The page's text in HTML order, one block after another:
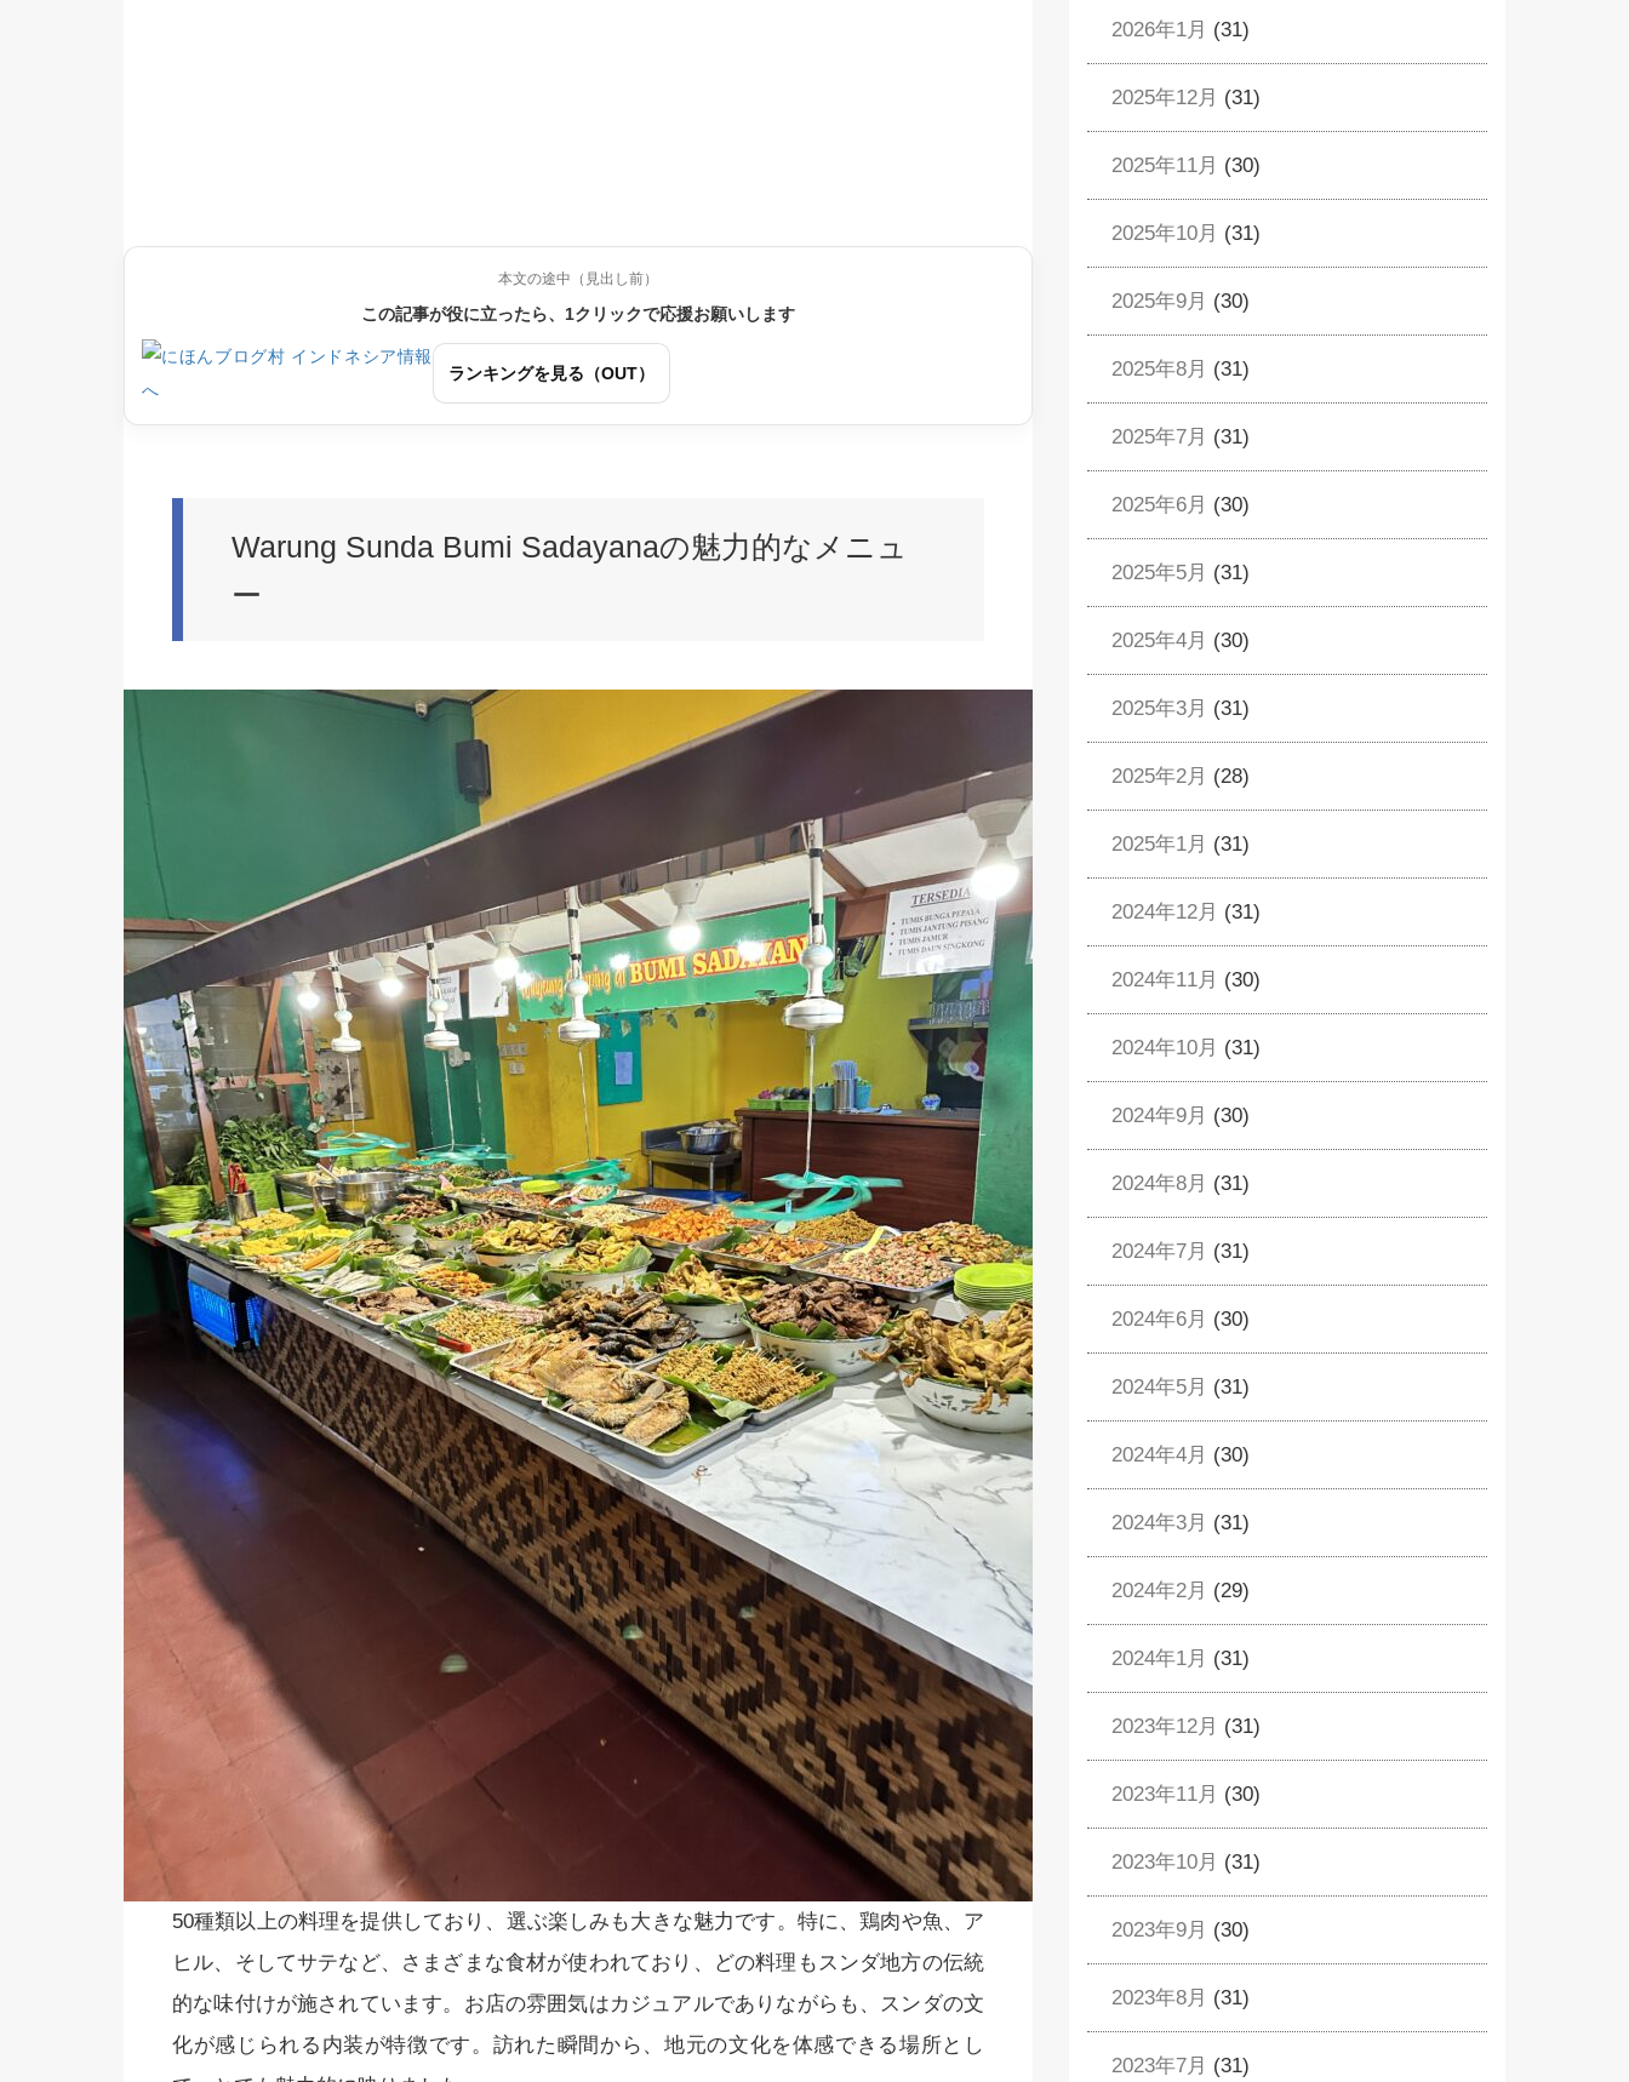
本文の途中（見出し前）
この記事が役に立ったら、1クリックで応援お願いします
ランキングを見る（OUT）
Warung Sunda Bumi Sadayanaの魅力的なメニュ
ー
50種類以上の料理を提供しており、選ぶ楽しみも大きな魅力です。特に、鶏肉や魚、ア
ヒル、そしてサテなど、さまざまな食材が使われており、どの料理もスンダ地方の伝統
的な味付けが施されています。お店の雰囲気はカジュアルでありながらも、スンダの文
化が感じられる内装が特徴です。訪れた瞬間から、地元の文化を体感できる場所とし
2026年1月 (31)
2025年12月 (31)
2025年11月 (30)
2025年10月 (31)
2025年9月 (30)
2025年8月 (31)
2025年7月 (31)
2025年6月 (30)
2025年5月 (31)
2025年4月 (30)
2025年3月 (31)
2025年2月 (28)
2025年1月 (31)
2024年12月 (31)
2024年11月 (30)
2024年10月 (31)
2024年9月 (30)
2024年8月 (31)
2024年7月 (31)
2024年6月 (30)
2024年5月 (31)
2024年4月 (30)
2024年3月 (31)
2024年2月 (29)
2024年1月 (31)
2023年12月 (31)
2023年11月 (30)
2023年10月 (31)
2023年9月 (30)
2023年8月 (31)
2023年7月 (31)